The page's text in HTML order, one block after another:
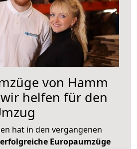
von Hamm
helfen für den
hat in den vergangenen
Europaumzüge